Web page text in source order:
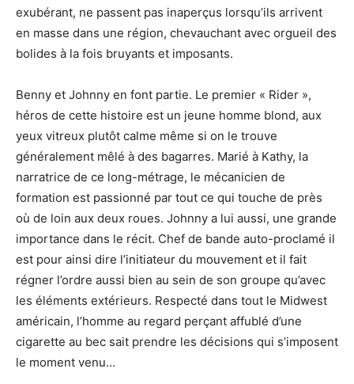
exubérant, ne passent pas inaperçus lorsqu’ils arrivent
en masse dans une région, chevauchant avec orgueil des
bolides à la fois bruyants et imposants.
Benny et Johnny en font partie. Le premier « Rider »,
héros de cette histoire est un jeune homme blond, aux
yeux vitreux plutôt calme même si on le trouve
généralement mêlé à des bagarres. Marié à Kathy, la
narratrice de ce long-métrage, le mécanicien de
formation est passionné par tout ce qui touche de près
où de loin aux deux roues. Johnny a lui aussi, une grande
importance dans le récit. Chef de bande auto-proclamé il
est pour ainsi dire l’initiateur du mouvement et il fait
régner l’ordre aussi bien au sein de son groupe qu’avec
les éléments extérieurs. Respecté dans tout le Midwest
américain, l’homme au regard perçant affublé d’une
cigarette au bec sait prendre les décisions qui s’imposent
le moment venu…